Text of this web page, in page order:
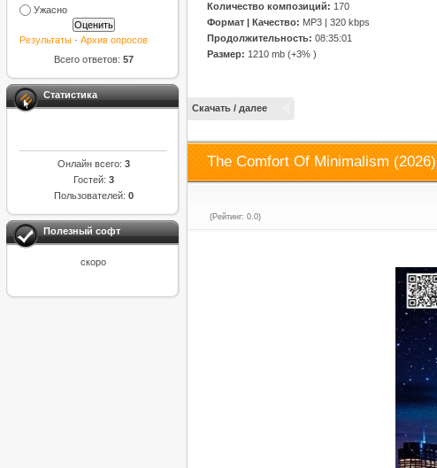
Ужасно
Результаты · Архив опросов
Всего ответов: 57
Статистика
Онлайн всего: 3
Гостей: 3
Пользователей: 0
Полезный софт
скоро
Количество композиций: 170
Формат | Качество: MP3 | 320 kbps
Продолжительность: 08:35:01
Размер: 1210 mb (+3% )
Скачать / далее
The Comfort Of Minimalism (2026)
(Рейтинг: 0.0)